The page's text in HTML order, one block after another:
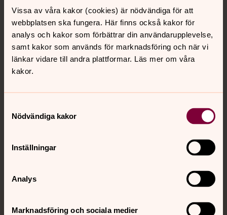
Vissa av våra kakor (cookies) är nödvändiga för att
webbplatsen ska fungera. Här finns också kakor för
analys och kakor som förbättrar din användarupplevelse,
samt kakor som används för marknadsföring och när vi
länkar vidare till andra plattformar. Läs mer om våra
kakor.
Nödvändiga kakor
Inställningar
Analys
Marknadsföring och sociala medier
Kontakt
Kalender
Hitta snabbt